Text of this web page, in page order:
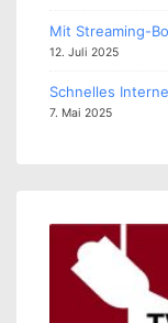
Mit Streaming-
12. Juli 2025
Schnelles
7. Mai 2025